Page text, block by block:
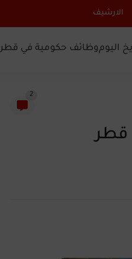
الارشيف
اليوموظائف حكومية في قطر
2